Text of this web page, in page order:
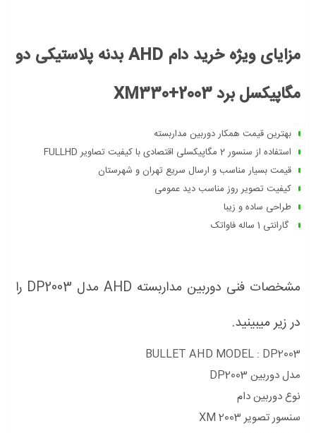
مزایای ویژه خرید دام AHD بدنه پلاستیکی دو
مگاپیکسل برد XM330+2003
بهترین قیمت همکار دوربین مداربسته
استفاده از سنسور 2 مگاپیکسلی اقتصادی با کیفیت تصاویر FULLHD
قیمت بسیار مناسب و ارسال سریع تهران و شهرستان
کیفیت تصویر روز مناسب دید عمومی
طراحی ساده و زیبا
گارانتی 1 ساله فاواتک
مشخصات فنی دوربین مداربسته AHD مدل DP2003 را
در زیر میبینید.
BULLET AHD MODEL : DP2003
مدل دوربین DP2003
نوع دوربین دام
سنسور تصویر XM 2003